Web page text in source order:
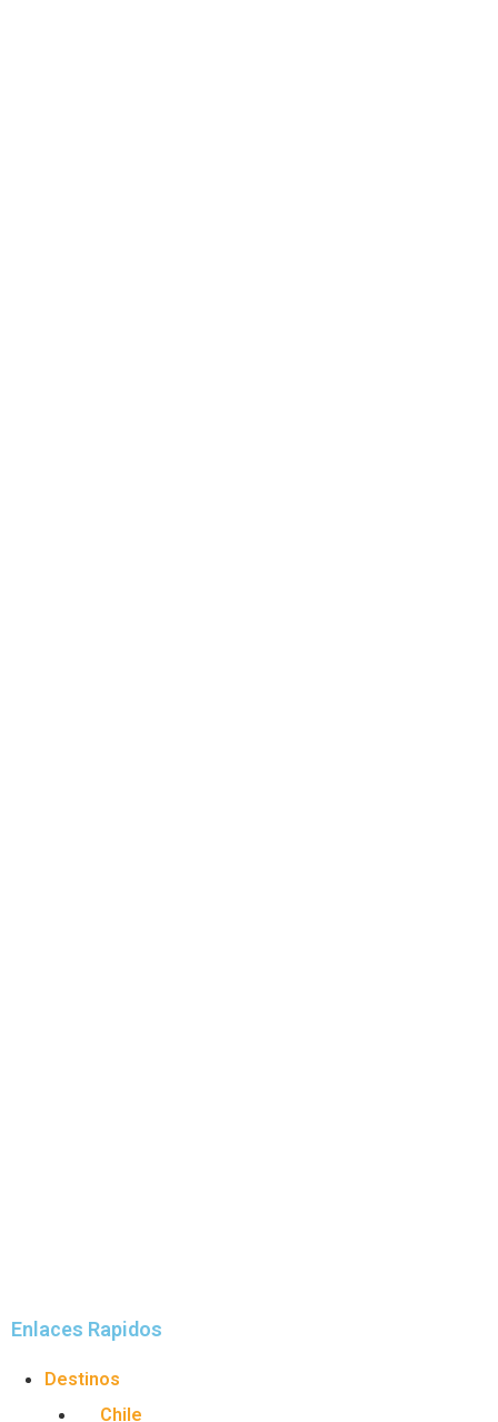
Enlaces Rapidos
Destinos
Chile